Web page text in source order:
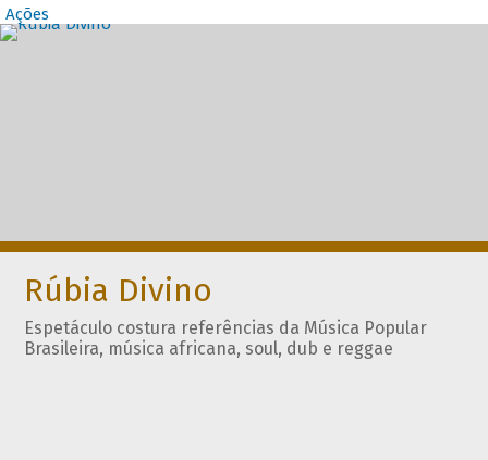
Ações
Destaques
Rúbia Divino
Espetáculo costura referências da Música Popular
Brasileira, música africana, soul, dub e reggae